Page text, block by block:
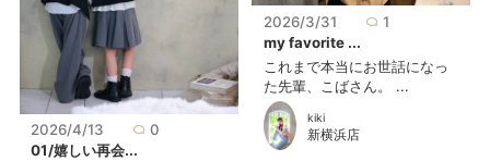
2026/4/13
0
01/嬉しい再会...
2026/3/31
1
my favorite ...
これまで本当にお世話になっ
た先輩、こばさん。 ...
kiki
新横浜店